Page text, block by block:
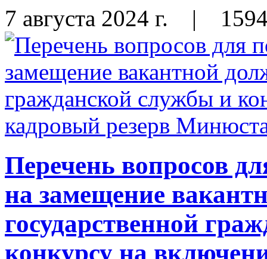
7 августа 2024 г. |
Перечень вопросов
на замещение
государственной
конкурсу на